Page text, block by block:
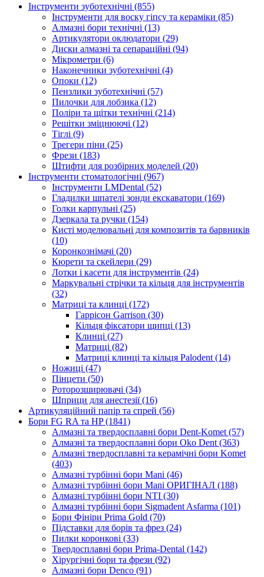
Інструменти зуботехнічні (855)
Інструменти для воску гіпсу та кераміки (85)
Алмазні бори технічні (13)
Артикулятори оклюдатори (29)
Диски алмазні та сепараційні (94)
Мікрометри (6)
Наконечники зуботехнічні (4)
Опоки (12)
Пензлики зуботехнічні (57)
Пилочки для лобзика (12)
Поліри та щітки технічні (214)
Решітки зміцнюючі (12)
Тіглі (9)
Трегери піни (25)
Фрези (183)
Штифти для розбірних моделей (20)
Інструменти стоматологічні (967)
Інструменти LMDental (52)
Гладилки шпателі зонди екскаватори (169)
Голки карпульні (25)
Дзеркала та ручки (154)
Кисті моделювальні для композитів та барвників
(10)
Коронкознімачі (20)
Кюрети та скейлери (29)
Лотки і касети для інструментів (24)
Маркувальні стрічки та кільця для інструментів
(32)
Матриці та клинці (172)
Гаррісон Garrison (30)
Кільця фіксатори щипці (13)
Клинці (27)
Матриці (82)
Матриці клинці та кільця Palodent (14)
Ножиці (47)
Пінцети (50)
Роторозширювачі (34)
Шприци для анестезії (16)
Артикуляційний папір та спрей (56)
Бори FG RA та HP (1841)
Алмазні та твердосплавні бори Dent-Komet (57)
Алмазні та твердосплавні бори Oko Dent (363)
Алмазні твердосплавні та керамічні бори Komet
(403)
Алмазні турбінні бори Mani (46)
Алмазні турбінні бори Mani ОРИГІНАЛ (188)
Алмазні турбінні бори NTI (30)
Алмазні турбінні бори Sigmadent Asfarma (101)
Бори Фініри Prima Gold (70)
Підставки для борів та фрез (24)
Пилки коронкові (33)
Твердосплавні бори Prima-Dental (142)
Хірургічні бори та фрези (92)
Алмазні бори Denco (91)